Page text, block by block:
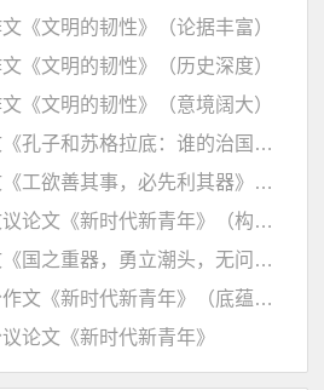
《文明的韧性》（论据丰富）
《文明的韧性》（历史深度）
《文明的韧性》（意境阔大）
2018天津卷满分作文《孔子和苏格拉底：谁的治国利器更厉害》
2018天津卷满分作文《工欲善其事，必先利其器》（信）
2018北京卷满分作文议论文《新时代新青年》（构思巧妙）
2018天津卷满分作文《国之重器，勇立潮头，无问西东》（语言犀利）
2018北京卷高考满分作文《新时代新青年》（底蕴厚实）
论文《新时代新青年》